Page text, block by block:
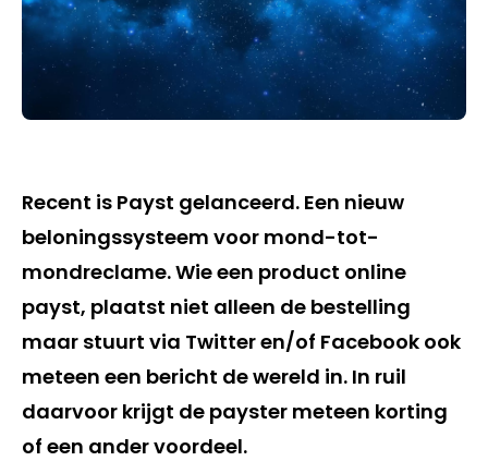
Recent is Payst gelanceerd. Een nieuw
beloningssysteem voor mond-tot-
mondreclame. Wie een product online
payst, plaatst niet alleen de bestelling
maar stuurt via Twitter en/of Facebook ook
meteen een bericht de wereld in. In ruil
daarvoor krijgt de payster meteen korting
of een ander voordeel.